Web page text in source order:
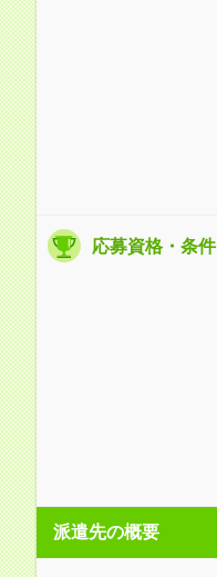
応募資格・条件
派遣先の概要